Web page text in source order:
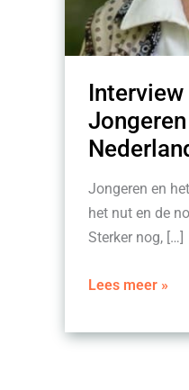
Jongeren en
het nut en de
Sterker nog, […]
Interview
Boonstra
Lees meer »